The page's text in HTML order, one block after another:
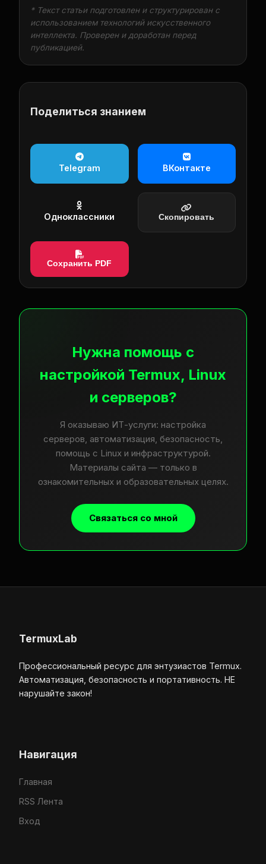
* Текст статьи подготовлен и структурирован с
использованием технологий искусственного
интеллекта. Проверен и доработан перед
публикацией.
Поделиться знанием
Telegram ВКонтакте
Одноклассники Скопировать
Сохранить PDF
Нужна помощь с
настройкой Termux, Linux
и серверов?
Я оказываю ИТ-услуги: настройка
серверов, автоматизация, безопасность,
помощь с Linux и инфраструктурой.
Материалы сайта — только в
ознакомительных и образовательных целях.
Связаться со мной
TermuxLab
Профессиональный ресурс для энтузиастов Termux.
Автоматизация, безопасность и портативность. НЕ
нарушайте закон!
Навигация
Главная
RSS Лента
Вход